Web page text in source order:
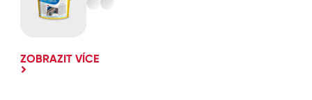
ZOBRAZIT VÍCE